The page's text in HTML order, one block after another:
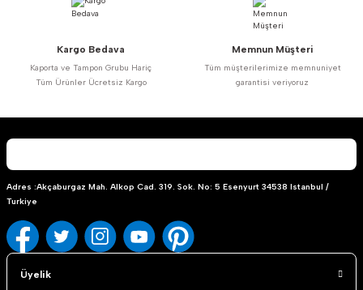
Ürün fiyatı diğer sitelerden daha pahalı.
Gönder
Kargo Bedava
Kaporta ve Tampon Grubu Hariç
Tüm Ürünler Ücretsiz Kargo
Memnun Müşteri
Tüm müşterilerimize memnuniyet
garantisi veriyoruz
Adres :Akçaburgaz Mah. Alkop Cad. 319. Sok. No: 5 Esenyurt 34538 Istanbul /
Turkiye
Üyelik